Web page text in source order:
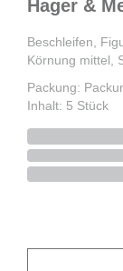
Hager &
Beschleifen,
Körnung mittel,
Packung:
Inhalt: 5 Stück